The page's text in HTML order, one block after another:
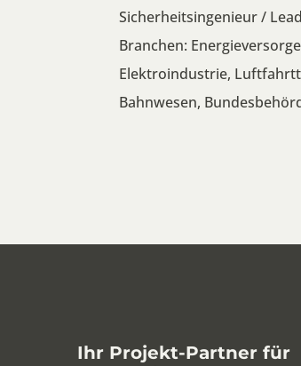
Sicherheitsingenieur /
Branchen:
Elektroindustrie,
Bahnwesen,
Ihr Projekt-Partner für